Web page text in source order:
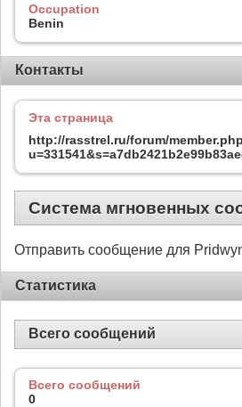
Occupation
Benin
Контакты
Эта страница
http://rasstrel.ru/forum/
Система мгновенных
Отправить сообщение для
Статистика
Всего сообщений
Всего сообщений
0